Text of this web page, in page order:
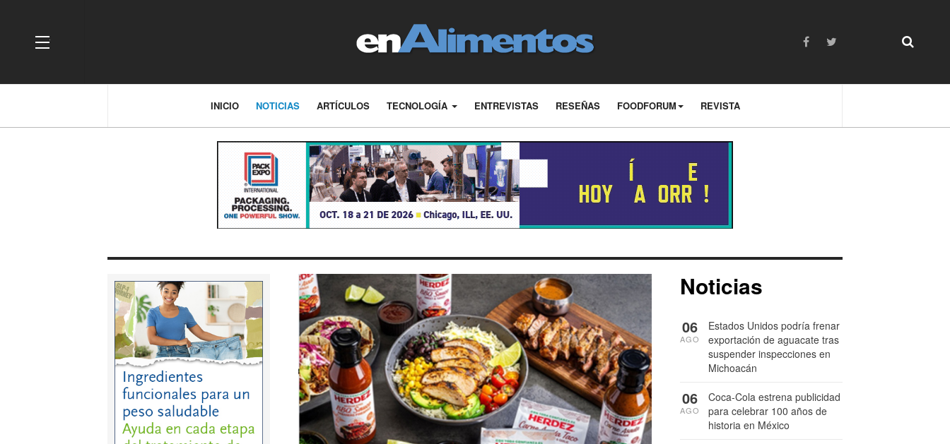
OFF CANVAS
INICIO NOTICIAS ARTÍCULOS TECNOLOGÍA ENTREVISTAS RESEÑAS FOODFORUM REVISTA
Noticias
Estados Unidos podría frenar
exportación de aguacate tras
suspender inspecciones en
Michoacán
06
AGO
Coca-Cola estrena publicidad
para celebrar 100 años de
historia en México
06
AGO